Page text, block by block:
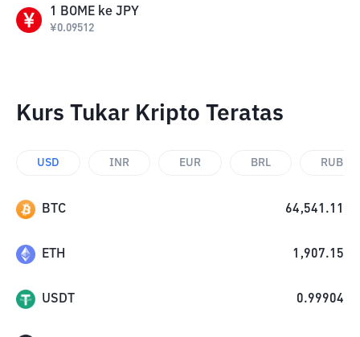
1 BOME ke JPY
¥0.09512
Kurs Tukar Kripto Teratas
USD INR EUR BRL RUB
BTC 64,541.11
ETH 1,907.15
USDT 0.99904